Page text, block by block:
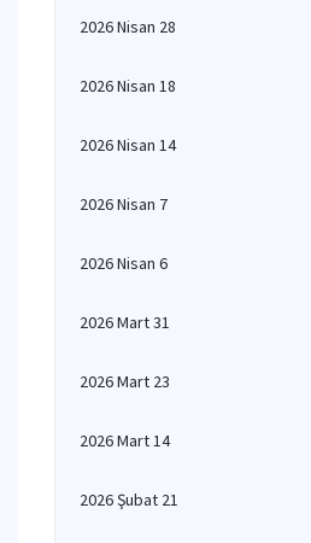
2026 Nisan 28
2026 Nisan 18
2026 Nisan 14
2026 Nisan 7
2026 Nisan 6
2026 Mart 31
2026 Mart 23
2026 Mart 14
2026 Şubat 21